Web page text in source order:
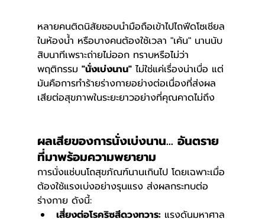
หลายคนติดนิสัยชอบนำมือถือเข้าไปไถฟีดโซเชียล
ในห้องน้ำ หรือบางคนต้องใช้เวลา "เค้น" นานนับ
สิบนาทีเพราะถ่ายไม่ออก ทราบหรือไม่ว่า
พฤติกรรม "นั่งเบ่งนาน" ไม่ใช่แค่เรื่องน่าเบื่อ แต่
มันคือการทำร้ายร่างกายอย่างต่อเนื่องที่ส่งผล
เสียต่อสุขภาพในระยะยาวอย่างที่คุณคาดไม่ถึง
ผลเสียของการนั่งเบ่งนาน... อันตราย
ที่มาพร้อมความพยายาม
การนั่งแช่บนโถสุขภัณฑ์นานเกินไป โดยเฉพาะเมื่อ
ต้องใช้แรงเบ่งอย่างรุนแรง ส่งผลกระทบต่อ
ร่างกาย ดังนี้:
เสี่ยงต่อโรคริซสีดวงทวาร: แรงดันมหาศาล